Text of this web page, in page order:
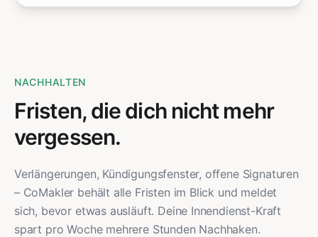
NACHHALTEN
Fristen, die dich nicht mehr
vergessen.
Verlängerungen, Kündigungsfenster, offene Signaturen
– CoMakler behält alle Fristen im Blick und meldet
sich, bevor etwas ausläuft. Deine Innendienst-Kraft
spart pro Woche mehrere Stunden Nachhaken.